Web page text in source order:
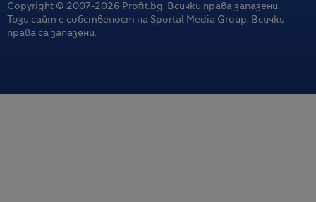
Copyright © 2007-2026 Profit.bg. Всички права запазени.
Този сайт е собственост на Sportal Media Group. Всички
права са запазени.